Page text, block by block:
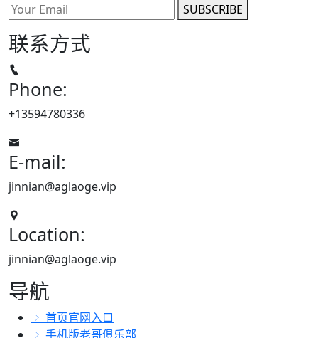
SUBSCRIBE
联系方式
Phone:
+13594780336
E-mail:
jinnian@aglaoge.vip
Location:
jinnian@aglaoge.vip
导航
首页官网入口
手机版老哥俱乐部